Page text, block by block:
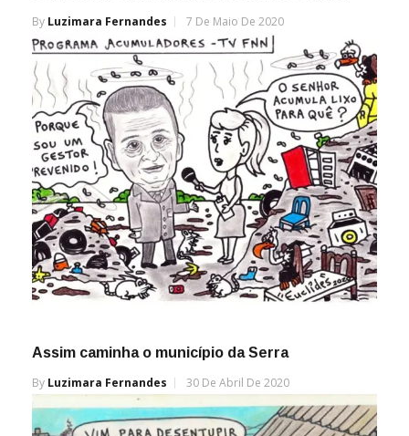
By Luzimara Fernandes 7 De Maio De 2020
Assim caminha o município da Serra
By Luzimara Fernandes 30 De Abril De 2020